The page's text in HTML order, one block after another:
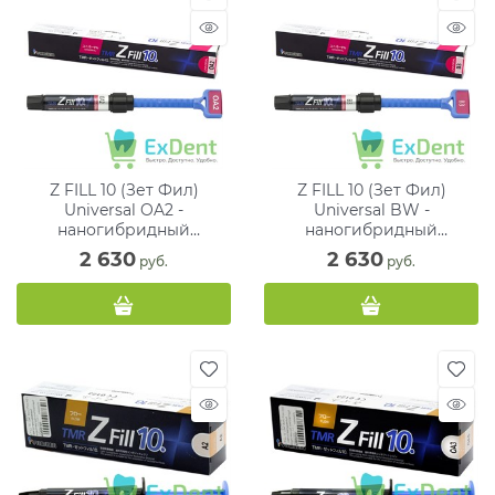
Z FILL 10 (Зет Фил)
Universal OA2 -
наногибридный
цирконосодержащий
композитный материал (4
г)
2 630 руб.
Z FILL 10 (Зет Фил)
Universal BW -
наногибридный
цирконосодержащий
композитный материал (4
г)
2 630 руб.